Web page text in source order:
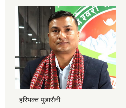
हरिभक्त पुडासैनी